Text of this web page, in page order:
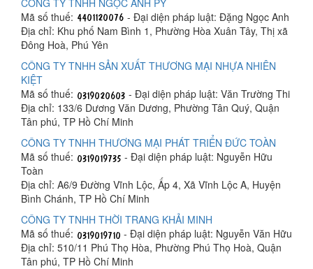
Mã số thuế:
- Đại diện pháp luật: Đặng Ngọc Anh
Địa chỉ: Khu phố Nam Bình 1, Phường Hòa Xuân Tây, Thị xã
Đông Hoà, Phú Yên
CÔNG TY TNHH SẢN XUẤT THƯƠNG MẠI NHỰA NHIÊN
KIỆT
Mã số thuế:
- Đại diện pháp luật: Văn Trường Thi
Địa chỉ: 133/6 Dương Văn Dương, Phường Tân Quý, Quận
Tân phú, TP Hồ Chí Minh
CÔNG TY TNHH THƯƠNG MẠI PHÁT TRIỂN ĐỨC TOÀN
Mã số thuế:
- Đại diện pháp luật: Nguyễn Hữu
Toàn
Địa chỉ: A6/9 Đường Vĩnh Lộc, Ấp 4, Xã Vĩnh Lộc A, Huyện
Bình Chánh, TP Hồ Chí Minh
CÔNG TY TNHH THỜI TRANG KHẢI MINH
Mã số thuế:
- Đại diện pháp luật: Nguyễn Văn Hữu
Địa chỉ: 510/11 Phú Thọ Hòa, Phường Phú Thọ Hoà, Quận
Tân phú, TP Hồ Chí Minh